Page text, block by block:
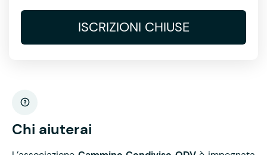
ISCRIZIONI CHIUSE
Chi aiuterai